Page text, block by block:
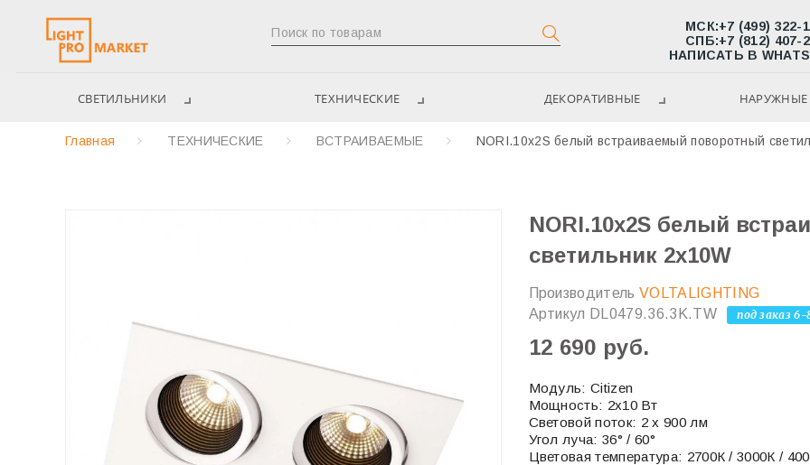
МСК:+7 (499) 322-
СПБ:+7 (812) 407-
НАПИСАТЬ В
СВЕТИЛЬНИКИ ТЕХНИЧЕСКИЕ ДЕКОРАТИВНЫЕ НАРУЖНЫЕ
Главная ТЕХНИЧЕСКИЕ ВСТРАИВАЕМЫЕ NORI.10x2S белый встраиваемый поворотный
NORI.10x2S белый
светильник 2х10W
Производитель VOLTALIGHTING
Артикул DL0479.36.3K.TW под заказ 6-
12 690 руб.
Модуль: Citizen
Мощность: 2x10 Вт
Световой поток: 2 x 900 лм
Угол луча: 36° / 60°
Цветовая температура: 2700К / 3000К /